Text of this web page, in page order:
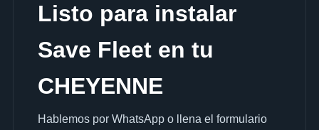
Listo para instalar
Save Fleet en tu
CHEYENNE
Hablemos por WhatsApp o llena el formulario